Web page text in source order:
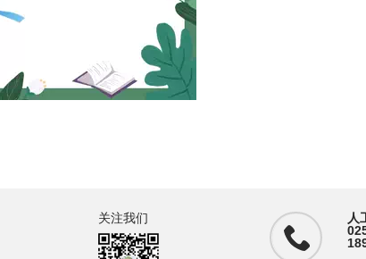
人
关注我们